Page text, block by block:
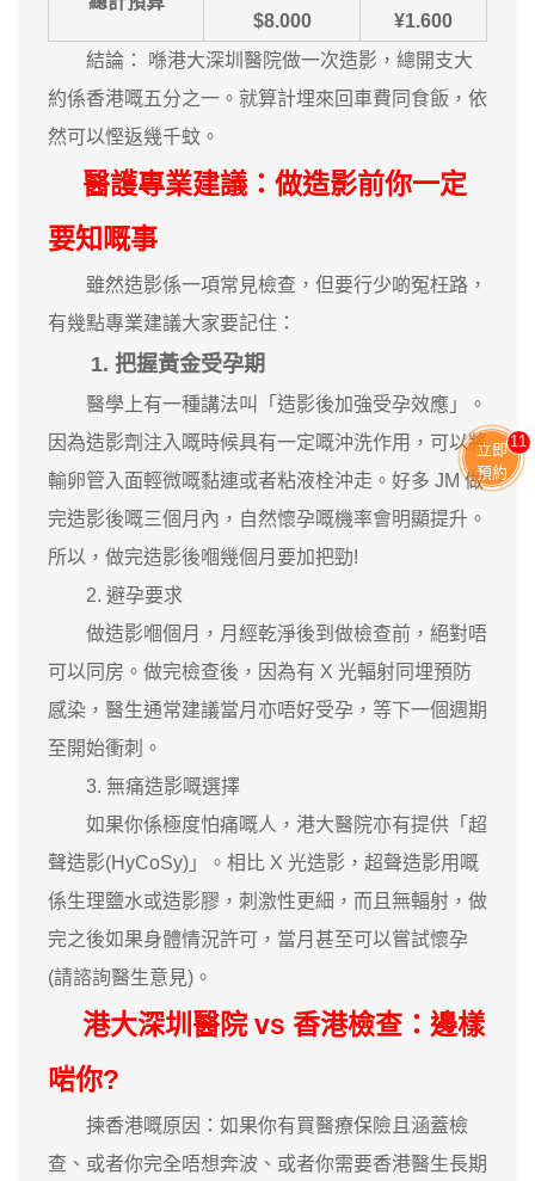
$8.000
¥1.600
結論： 喺港大深圳醫院做一次造影，總開支大
約係香港嘅五分之一。就算計埋來回車費同食飯，依
然可以慳返幾千蚊。
醫護專業建議：做造影前你一定
要知嘅事
雖然造影係一項常見檢查，但要行少啲冤枉路，
有幾點專業建議大家要記住：
1. 把握黃金受孕期
醫學上有一種講法叫「造影後加強受孕效應」。
因為造影劑注入嘅時候具有一定嘅沖洗作用，可以將
輸卵管入面輕微嘅黏連或者粘液栓沖走。好多 JM 做
完造影後嘅三個月內，自然懷孕嘅機率會明顯提升。
所以，做完造影後嗰幾個月要加把勁!
2. 避孕要求
做造影嗰個月，月經乾淨後到做檢查前，絕對唔
可以同房。做完檢查後，因為有 X 光輻射同埋預防
感染，醫生通常建議當月亦唔好受孕，等下一個週期
至開始衝刺。
3. 無痛造影嘅選擇
如果你係極度怕痛嘅人，港大醫院亦有提供「超
聲造影(HyCoSy)」。相比 X 光造影，超聲造影用嘅
係生理鹽水或造影膠，刺激性更細，而且無輻射，做
完之後如果身體情況許可，當月甚至可以嘗試懷孕
(請諮詢醫生意見)。
港大深圳醫院 vs 香港檢查：邊樣
啱你?
揀香港嘅原因：如果你有買醫療保險且涵蓋檢
查、或者你完全唔想奔波、或者你需要香港醫生長期
立即
預約
11